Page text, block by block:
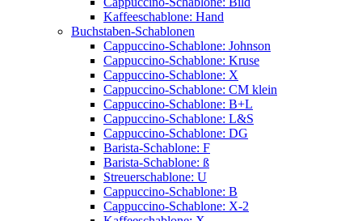
Kaffeeschablone: Hand
Buchstaben-Schablonen
Cappuccino-Schablone: Johnson
Cappuccino-Schablone: Kruse
Cappuccino-Schablone: X
Cappuccino-Schablone: CM klein
Cappuccino-Schablone: B+L
Cappuccino-Schablone: L&S
Cappuccino-Schablone: DG
Barista-Schablone: F
Barista-Schablone: ß
Streuerschablone: U
Cappuccino-Schablone: B
Cappuccino-Schablone: X-2